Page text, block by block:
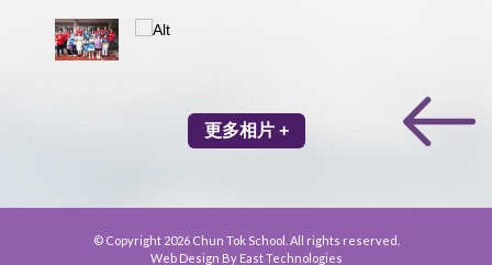
更多相片 +
© Copyright 2026 Chun Tok School. All rights reserved.
Web Design By East Technologies